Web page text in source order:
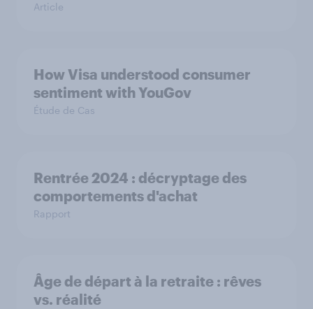
Article
How Visa understood consumer
sentiment with YouGov
Étude de Cas
Rentrée 2024 : décryptage des
comportements d'achat
Rapport
Âge de départ à la retraite : rêves
vs. réalité